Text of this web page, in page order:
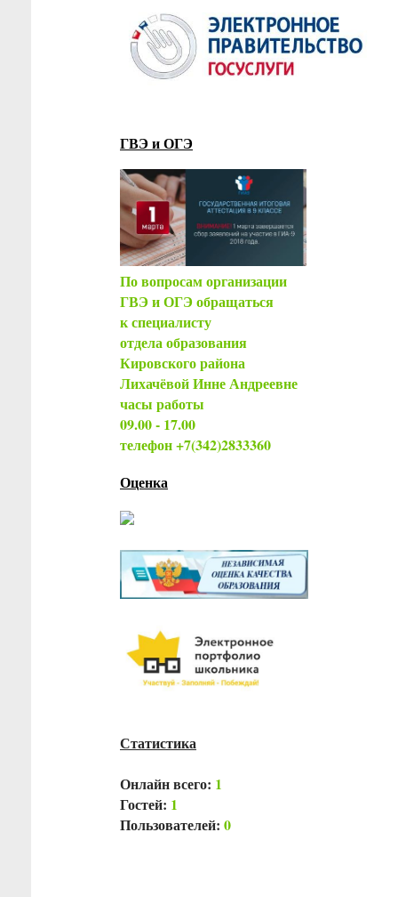
ГВЭ и ОГЭ
По вопросам организации
ГВЭ и ОГЭ обращаться
к специалисту
отдела образования
Кировского района
Лихачёвой Инне Андреевне
часы работы
09.00 - 17.00
телефон +7(342)2833360
Оценка
Статистика
Онлайн всего: 1
Гостей: 1
Пользователей: 0